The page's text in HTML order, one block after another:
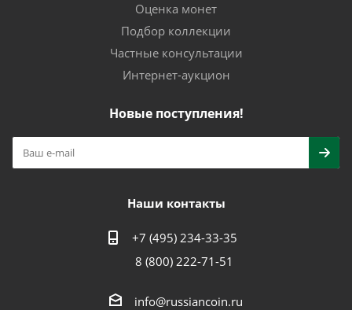
Оценка монет
Подбор коллекции
Частные консультации
Интернет-аукцион
Новые поступления!
Наши контакты
+7 (495) 234-33-35
8 (800) 222-71-51
info@russiancoin.ru